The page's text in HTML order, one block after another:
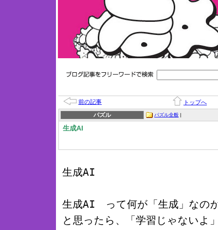
前の記事
トップへ
パズル
パズル全般 |
生成AI
生成AI
生成AI って何が「生成」なの
と思ったら、「学習じゃないよ